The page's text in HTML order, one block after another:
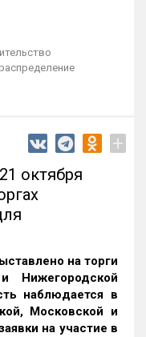
+
октября
на торги
Нижегородской
наблюдается в
Московской и
на участие в